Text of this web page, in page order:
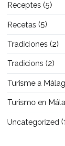
Receptes (5)
Recetas (5)
Tradiciones (2)
Tradicions (2)
Turisme a
Turismo en
Uncategorized